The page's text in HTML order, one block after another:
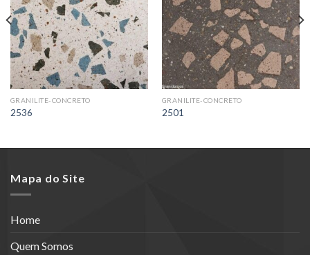
GRANILITE-CONCRETO
2536
GRANILITE-CONCRETO
2501
Mapa do Site
Home
Quem Somos